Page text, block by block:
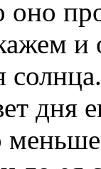
оно
дня